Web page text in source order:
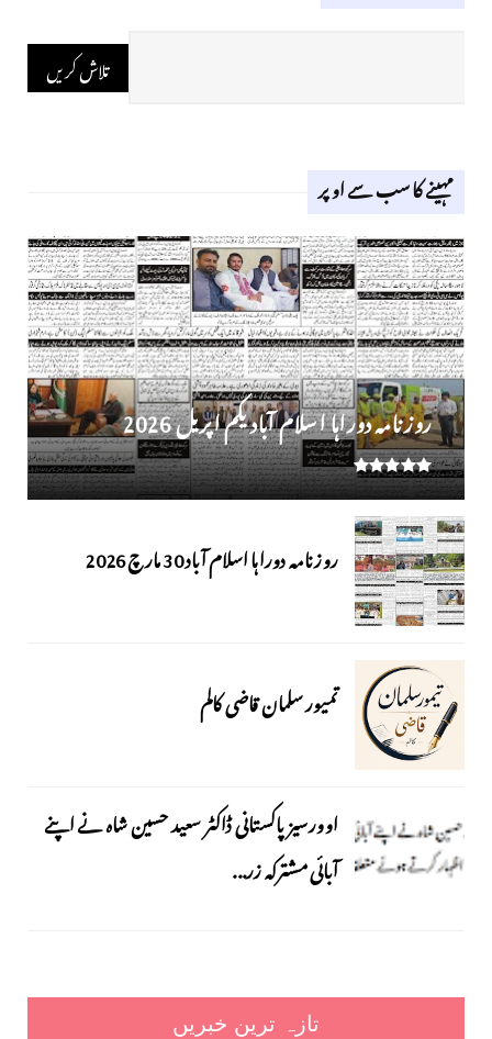
مہینے کا سب سے اوپر
روز نامہ دوراہا اسلام آباد یکم اپریل 2026
روزنامہ دوراہا اسلام آباد 30 مارچ 2026
تمیور سلمان قاضی کالم
اوورسیز پاکستانی ڈاکٹر سعید حسین شاہ نے اپنے
آبائی مشترکہ زر...
تازہ ترین خبریں